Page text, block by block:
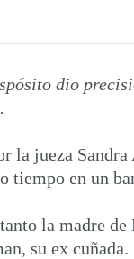
dio
jueza
tiempo en un
la madre
su ex